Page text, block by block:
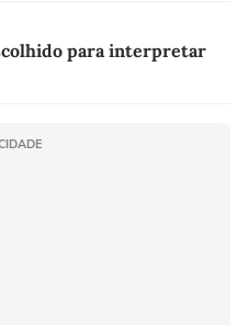
para interpretar